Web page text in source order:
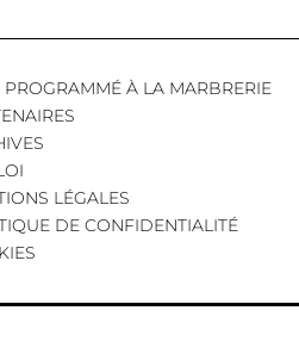
PROGRAMMÉ À LA MARBRERIE
LÉGALES
DE CONFIDENTIALITÉ